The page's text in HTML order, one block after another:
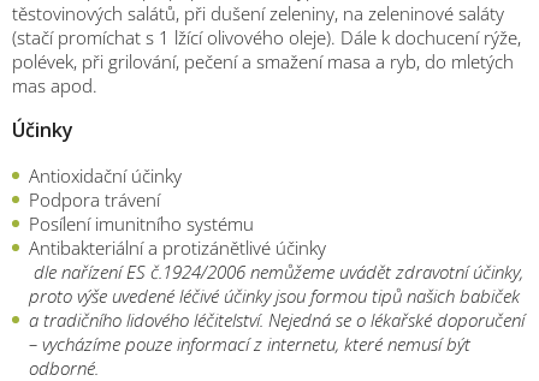
těstovinových salátů, při dušení zeleniny, na zeleninové saláty
(stačí promíchat s 1 lžící olivového oleje). Dále k dochucení rýže,
polévek, při grilování, pečení a smažení masa a ryb, do mletých
mas apod.
Účinky
Antioxidační účinky
Podpora trávení
Posílení imunitního systému
Antibakteriální a protizánětlivé účinky
dle nařízení ES č.1924/2006 nemůžeme uvádět zdravotní účinky,
proto výše uvedené léčivé účinky jsou formou tipů našich babiček
a tradičního lidového léčitelství. Nejedná se o lékařské doporučení
– vycházíme pouze informací z internetu, které nemusí být
odborné.